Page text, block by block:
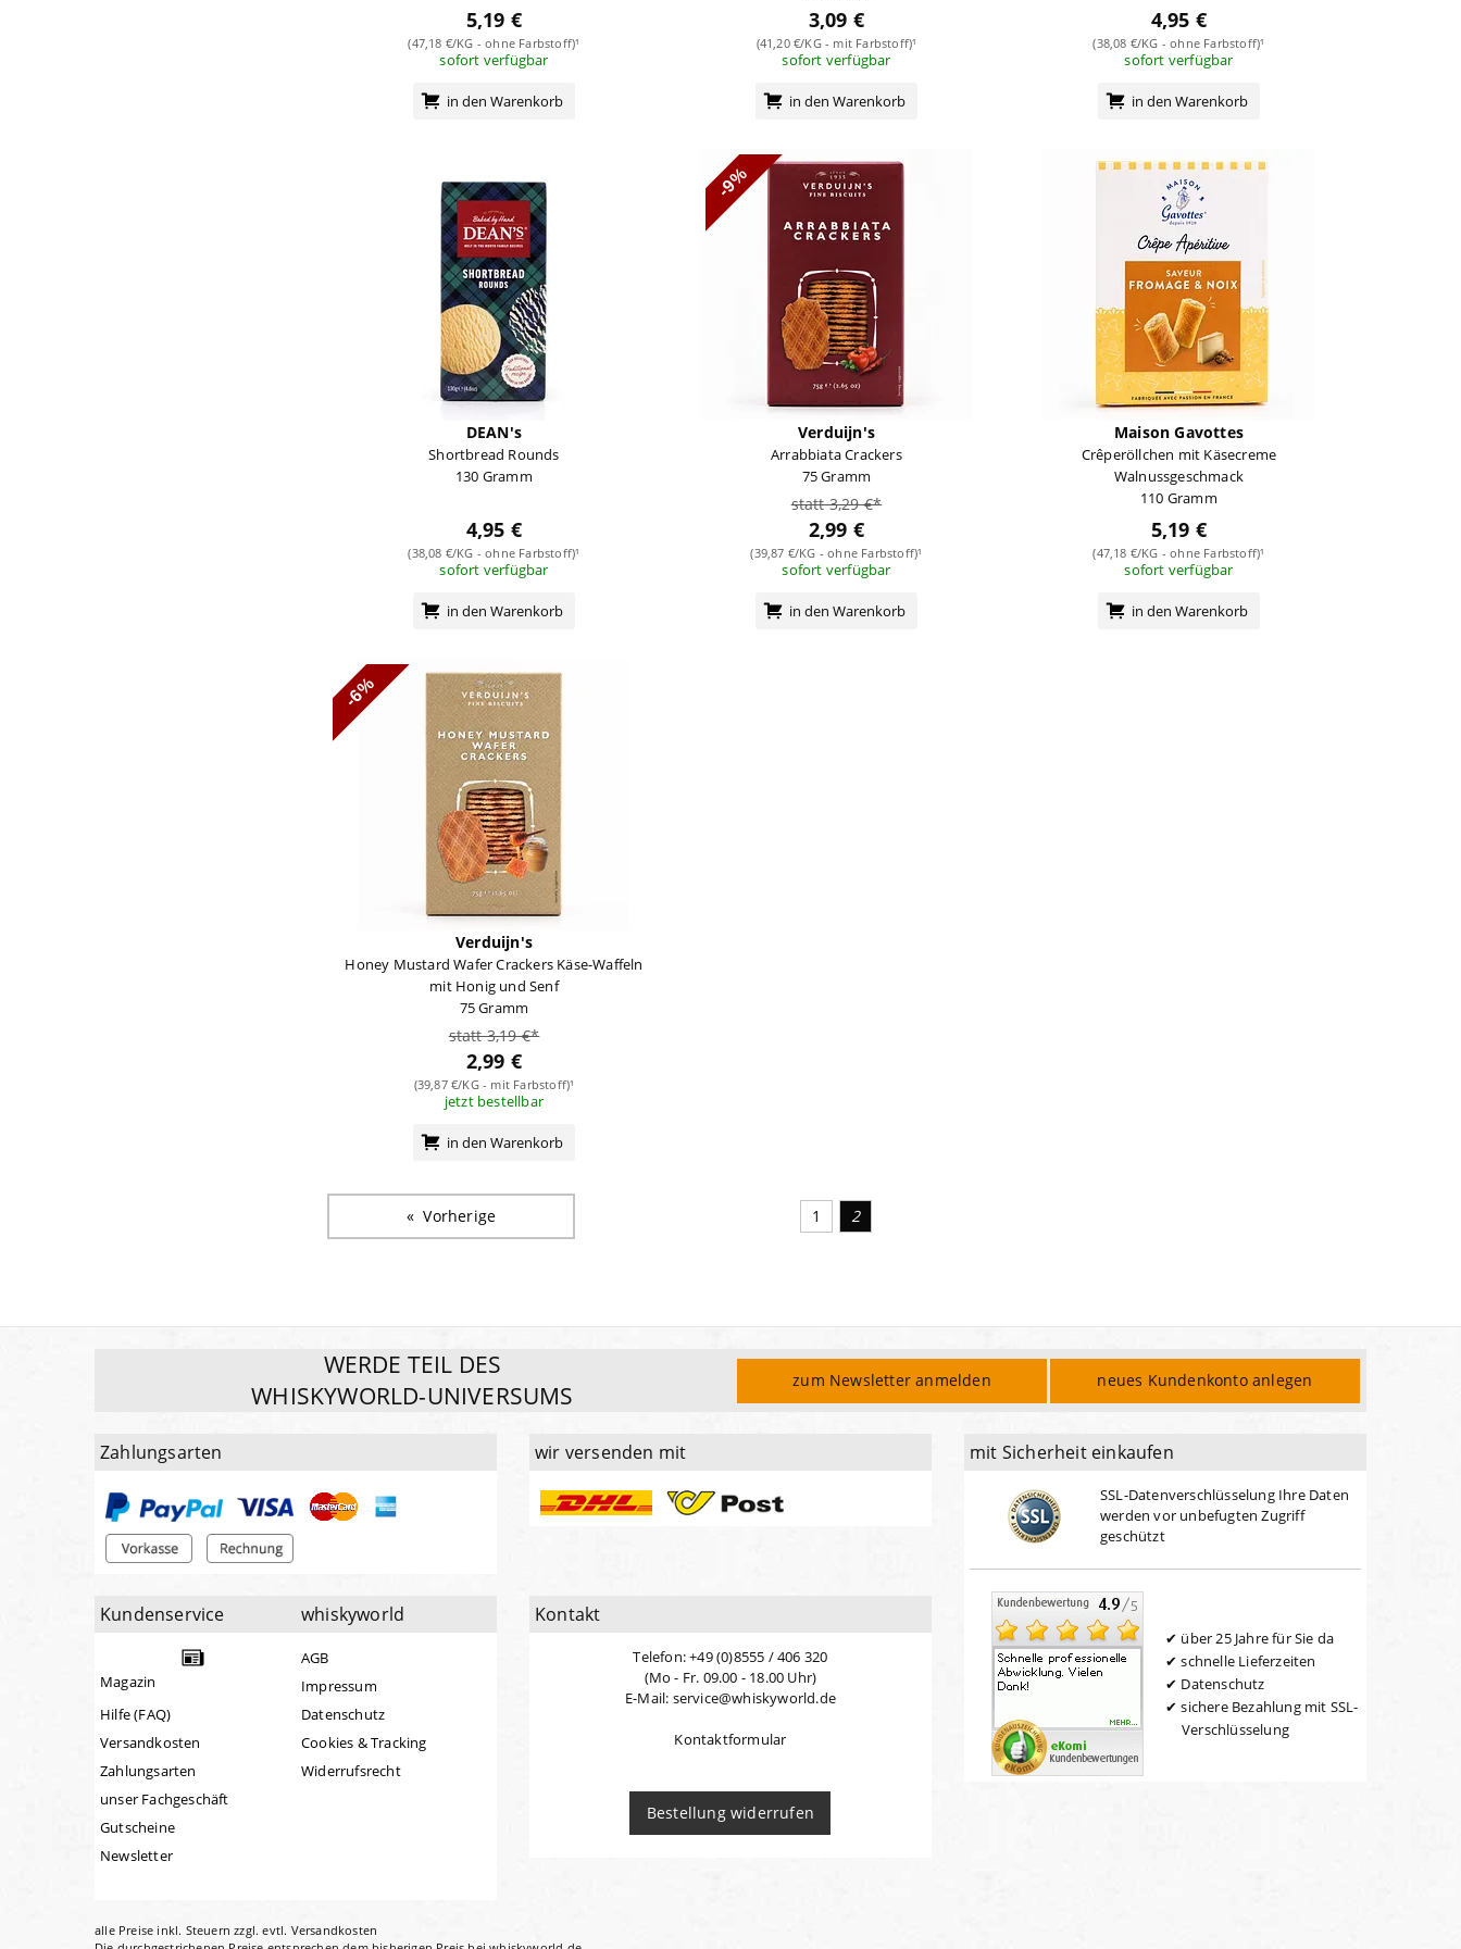
5,19 €
(47,18 €/KG - ohne Farbstoff)¹
sofort verfügbar
in den Warenkorb
3,09 €
(41,20 €/KG - mit Farbstoff)¹
sofort verfügbar
in den Warenkorb
4,95 €
(38,08 €/KG - ohne Farbstoff)¹
sofort verfügbar
in den Warenkorb
DEAN's
Shortbread Rounds
130 Gramm
4,95 €
(38,08 €/KG - ohne Farbstoff)¹
sofort verfügbar
in den Warenkorb
-9%
Verduijn's
Arrabbiata Crackers
75 Gramm
statt 3,29 €*
2,99 €
(39,87 €/KG - ohne Farbstoff)¹
sofort verfügbar
in den Warenkorb
Maison Gavottes
Crêperöllchen mit Käsecreme
Walnussgeschmack
110 Gramm
5,19 €
(47,18 €/KG - ohne Farbstoff)¹
sofort verfügbar
in den Warenkorb
-6%
Verduijn's
Honey Mustard Wafer Crackers Käse-Waffeln
mit Honig und Senf
75 Gramm
statt 3,19 €*
2,99 €
(39,87 €/KG - mit Farbstoff)¹
jetzt bestellbar
in den Warenkorb
Vorherige 1 2
WERDE TEIL DES
WHISKYWORLD-UNIVERSUMS
zum Newsletter anmelden neues Kundenkonto anlegen
Zahlungsarten wir versenden mit
Kundenservice
Magazin
Hilfe (FAQ)
Versandkosten
Zahlungsarten
unser Fachgeschäft
Gutscheine
Newsletter
whiskyworld
AGB
Impressum
Datenschutz
Cookies & Tracking
Widerrufsrecht
Kontakt
Telefon: +49 (0)8555 / 406 320
(Mo - Fr. 09.00 - 18.00 Uhr)
E-Mail: service@whiskyworld.de
Kontaktformular
Bestellung widerrufen
mit Sicherheit einkaufen
SSL-Datenverschlüsselung Ihre Daten
werden vor unbefugten Zugriff
geschützt
über 25 Jahre für Sie da
schnelle Lieferzeiten
Datenschutz
sichere Bezahlung mit SSL-
Verschlüsselung
alle Preise inkl. Steuern zzgl. evtl. Versandkosten